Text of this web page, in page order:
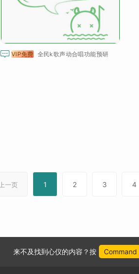
 VIP免费 全民k歌声动合唱功能预研
上一页 1 2 3 4
来不及找到心仪的内容？按 Command